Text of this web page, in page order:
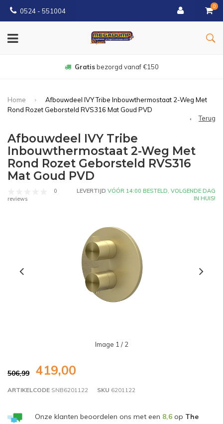
0524 - 551004
0
Gratisbezorgd vanaf €150
Home
Afbouwdeel IVY Tribe Inbouwthermostaat 2-Weg Met
Rond Rozet Geborsteld RVS316 Mat Goud PVD
Terug
Afbouwdeel IVY Tribe
Inbouwthermostaat 2-Weg Met
Rond Rozet Geborsteld RVS316
Mat Goud PVD
0
reviews
LEVERTIJD VÓÓR 14:00 BESTELD, VOLGENDE DAG
IN HUIS!
Image 1 / 2
506,99 419,00
ARTIKELCODE SNB6201122 SKU 6201122
Onze klanten beoordelen ons met een 8,6op The